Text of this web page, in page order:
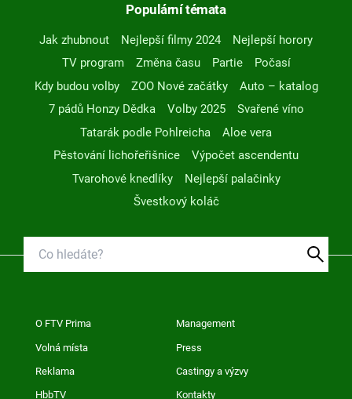
Populární témata
Jak zhubnout Nejlepší filmy 2024
Nejlepší horory
TV program
Změna času Partie
Počasí
Kdy budou volby
ZOO Nové začátky
Auto – katalog
7 pádů Honzy Dědka
Volby 2025
Svařené víno
Tatarák podle Pohlreicha
Aloe vera
Pěstování lichořeřišnice
Výpočet ascendentu
Tvarohové knedlíky
Nejlepší palačinky
Švestkový koláč
O FTV Prima Management
Volná místa Press
Reklama Castingy a výzvy
HbbTV Kontakty